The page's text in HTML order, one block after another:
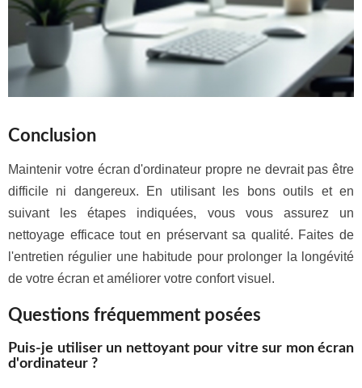
Conclusion
Maintenir votre écran d'ordinateur propre ne devrait pas être
difficile ni dangereux. En utilisant les bons outils et en
suivant les étapes indiquées, vous vous assurez un
nettoyage efficace tout en préservant sa qualité. Faites de
l'entretien régulier une habitude pour prolonger la longévité
de votre écran et améliorer votre confort visuel.
Questions fréquemment posées
Puis-je utiliser un nettoyant pour vitre sur mon écran
d'ordinateur ?